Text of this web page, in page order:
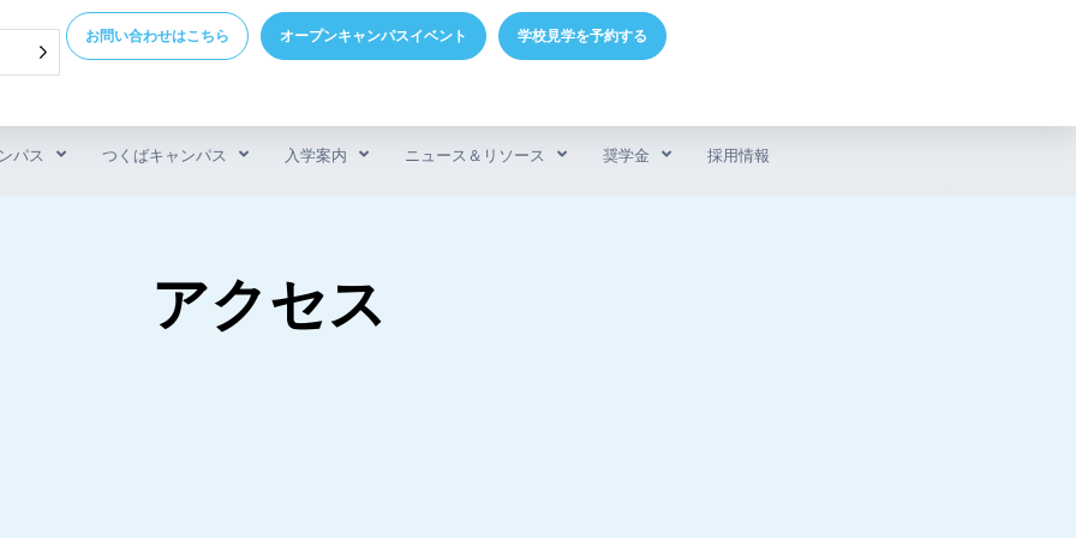
お問い合わせはこちら オープンキャンパスイベント 学校見学を予約する
パス つくばキャンパス 入学案内 ニュース＆リソース 奨学金 採用情報
アクセス